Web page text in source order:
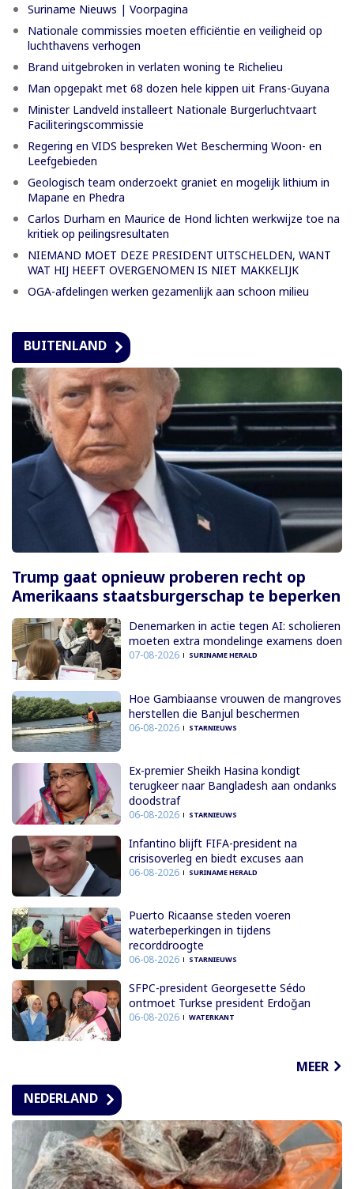
Suriname Nieuws | Voorpagina
Nationale commissies moeten efficiëntie en veiligheid op
luchthavens verhogen
Brand uitgebroken in verlaten woning te Richelieu
Man opgepakt met 68 dozen hele kippen uit Frans-Guyana
Minister Landveld installeert Nationale Burgerluchtvaart
Faciliteringscommissie
Regering en VIDS bespreken Wet Bescherming Woon- en
Leefgebieden
Geologisch team onderzoekt graniet en mogelijk lithium in
Mapane en Phedra
Carlos Durham en Maurice de Hond lichten werkwijze toe na
kritiek op peilingsresultaten
NIEMAND MOET DEZE PRESIDENT UITSCHELDEN, WANT
WAT HIJ HEEFT OVERGENOMEN IS NIET MAKKELIJK
OGA-afdelingen werken gezamenlijk aan schoon milieu
BUITENLAND
Trump gaat opnieuw proberen recht op
Amerikaans staatsburgerschap te beperken
Denemarken in actie tegen AI: scholieren
moeten extra mondelinge examens doen
07-08-2026 SURINAME HERALD
Hoe Gambiaanse vrouwen de mangroves
herstellen die Banjul beschermen
06-08-2026 STARNIEUWS
Ex-premier Sheikh Hasina kondigt
terugkeer naar Bangladesh aan ondanks
doodstraf
06-08-2026 STARNIEUWS
Infantino blijft FIFA-president na
crisisoverleg en biedt excuses aan
06-08-2026 SURINAME HERALD
Puerto Ricaanse steden voeren
waterbeperkingen in tijdens
recorddroogte
06-08-2026 STARNIEUWS
SFPC-president Georgesette Sédo
ontmoet Turkse president Erdoğan
06-08-2026 WATERKANT
MEER
NEDERLAND